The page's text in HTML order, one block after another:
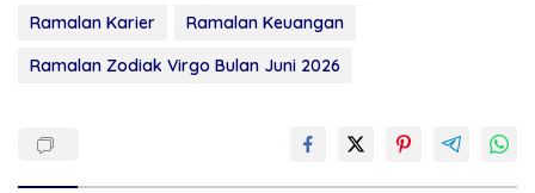
Ramalan Karier
Ramalan Keuangan
Ramalan Zodiak Virgo Bulan Juni 2026